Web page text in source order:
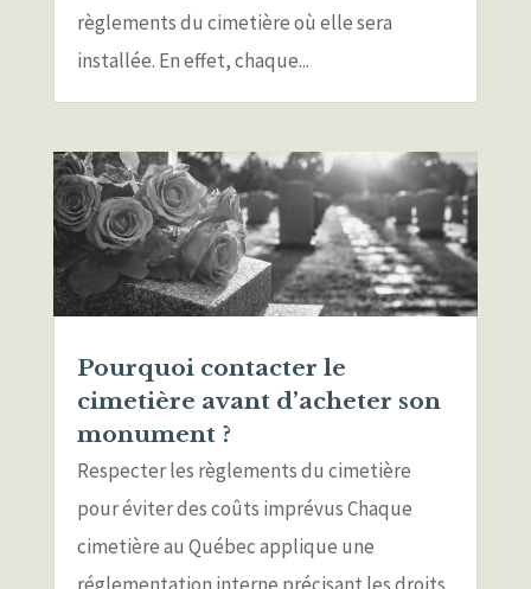
règlements du cimetière où elle sera
installée. En effet, chaque...
Pourquoi contacter le
cimetière avant d’acheter son
monument ?
Respecter les règlements du cimetière
pour éviter des coûts imprévus Chaque
cimetière au Québec applique une